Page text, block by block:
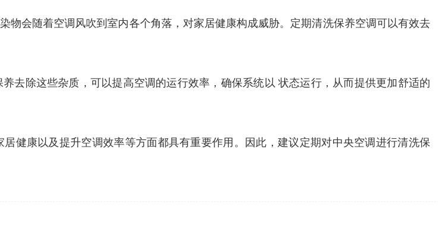
会随着空调风吹到室内各个角落，对家居健康构成威胁。定期清洗保养空调可以有效去
去除这些杂质，可以提高空调的运行效率，确保系统以 状态运行，从而提供更加舒适的
健康以及提升空调效率等方面都具有重要作用。因此，建议定期对中央空调进行清洗保